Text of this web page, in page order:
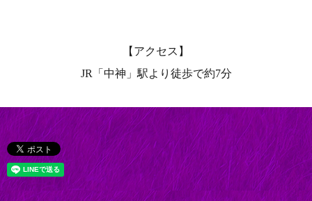
【アクセス】
JR「中神」駅より徒歩で約7分